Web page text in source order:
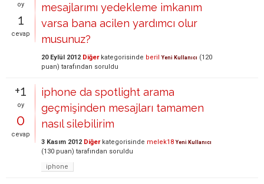
oy
1
cevap
mesajlarımı yedekleme imkanım
varsa bana acilen yardımcı olur
musunuz?
20 Eylül 2012 Diğerkategorisinde beril Yeni Kullanıcı (120
puan) tarafından soruldu
+1
oy
0
cevap
iphone da spotlight arama
geçmişinden mesajları tamamen
nasıl silebilirim
3 Kasım 2012 Diğerkategorisinde melek18 Yeni Kullanıcı
(130 puan) tarafından soruldu
iphone